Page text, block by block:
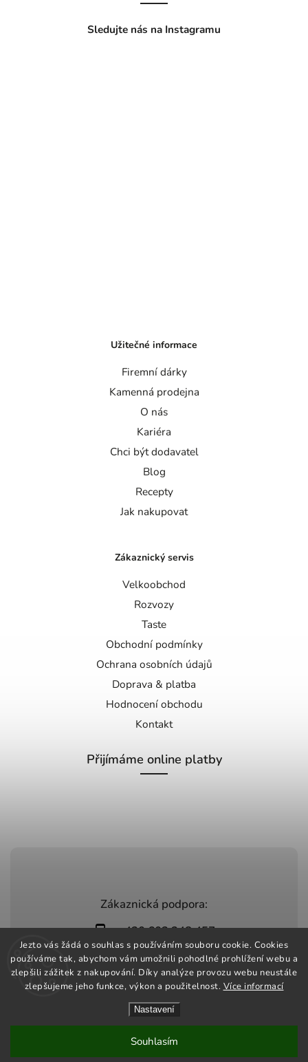
Jezto vás žádá o souhlas s používáním souboru cookie. Cookies
používáme tak, abychom vám umožnili pohodlné prohlížení webu a
zlepšili zážitek z nakupování. Díky analýze provozu webu neustále
zlepšujeme jeho funkce, výkon a použitelnost. Více informací
Nastavení
Souhlasím
Zákaznická podpora:
+420 603 248 457
info@jeztomarket.cz
Sledujte nás na Instagramu
Užitečné informace
Firemní dárky
Kamenná prodejna
O nás
Kariéra
Chci být dodavatel
Blog
Recepty
Jak nakupovat
Zákaznický servis
Velkoobchod
Rozvozy
Taste
Obchodní podmínky
Ochrana osobních údajů
Doprava & platba
Hodnocení obchodu
Kontakt
Přijímáme online platby
Shoptet | Design